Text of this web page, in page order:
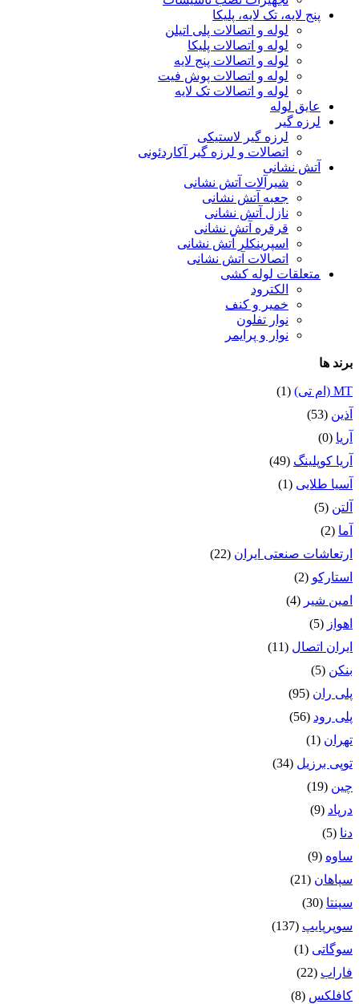
پنج لایه، تک لایه، پلیکا
لوله و اتصالات پلی اتیلن
لوله و اتصالات پلیکا
لوله و اتصالات پنج لایه
لوله و اتصالات پوش فیت
لوله و اتصالات تک لایه
عایق لوله
لرزه گیر
لرزه گیر لاستیکی
اتصالات و لرزه گیر آکاردئونی
آتش نشانی
شیرآلات آتش نشانی
جعبه آتش نشانی
نازل آتش نشانی
قرقره آتش نشانی
اسپرینکلر آتش نشانی
اتصالات آتش نشانی
متعلقات لوله کشی
الکترود
خمیر و کنف
نوار تفلون
نوار و پرایمر
برند ها
MT (ام تی)
(1)
آذین (53)
آریا (0)
آریا کوپلینگ (49)
آسیا طلایی (1)
آلتن (5)
آما (2)
ارتعاشات صنعتی ایران (22)
استارکو (2)
امین شیر (4)
اهواز (5)
ایران اتصال (11)
بنکن (5)
پلی ران (95)
پلی رود (56)
تهران (1)
توپی برزیل (34)
چین (19)
درپاد (9)
دنا (5)
ساوه (9)
سپاهان (21)
سپنتا (30)
سوپرپایپ (137)
سوگاتی (1)
فاراب (22)
کافلکس (8)